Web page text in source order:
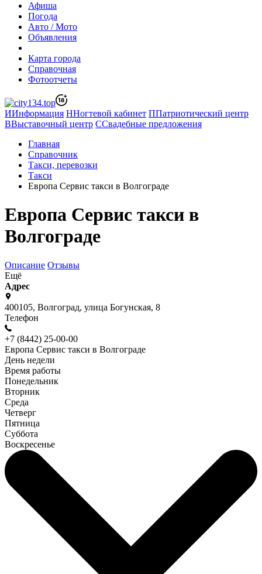
Афиша
Погода
Авто / Мото
Объявления
Карта города
Справочная
Фотоотчеты
ИИнформация ННогтевой кабинет ППатриотический центр
ВВыставочный центр ССвадебные предложения
Главная
Справочник
Такси, перевозки
Такси
Европа Сервис такси в Волгограде
Европа Сервис такси в
Волгограде
Описание Отзывы
Ещё
Адрес
400105, Волгоград, улица Богунская, 8
Телефон
+7 (8442) 25-00-00
Европа Сервис такси в Волгограде
День недели
Время работы
Понедельник
Вторник
Среда
Четверг
Пятница
Суббота
Воскресенье